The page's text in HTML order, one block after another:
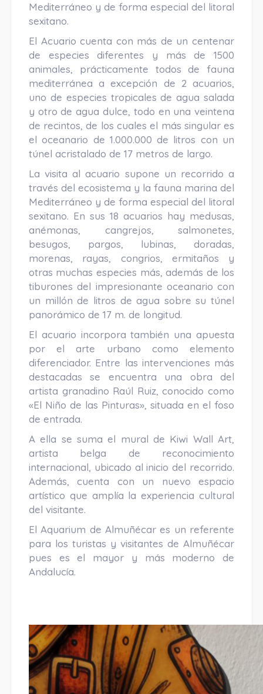
Mediterráneo y de forma especial del litoral
sexitano.
El Acuario cuenta con más de un centenar
de especies diferentes y más de 1500
animales, prácticamente todos de fauna
mediterránea a excepción de 2 acuarios,
uno de especies tropicales de agua salada
y otro de agua dulce, todo en una veintena
de recintos, de los cuales el más singular es
el oceanario de 1.000.000 de litros con un
túnel acristalado de 17 metros de largo.
La visita al acuario supone un recorrido a
través del ecosistema y la fauna marina del
Mediterráneo y de forma especial del litoral
sexitano. En sus 18 acuarios hay medusas,
anémonas, cangrejos, salmonetes,
besugos, pargos, lubinas, doradas,
morenas, rayas, congrios, ermitaños y
otras muchas especies más, además de los
tiburones del impresionante oceanario con
un millón de litros de agua sobre su túnel
panorámico de 17 m. de longitud.
El acuario incorpora también una apuesta
por el arte urbano como elemento
diferenciador. Entre las intervenciones más
destacadas se encuentra una obra del
artista granadino Raúl Ruiz, conocido como
«El Niño de las Pinturas», situada en el foso
de entrada.
A ella se suma el mural de Kiwi Wall Art,
artista belga de reconocimiento
internacional, ubicado al inicio del recorrido.
Además, cuenta con un nuevo espacio
artístico que amplía la experiencia cultural
del visitante.
El Aquarium de Almuñécar es un referente
para los turistas y visitantes de Almuñécar
pues es el mayor y más moderno de
Andalucía.